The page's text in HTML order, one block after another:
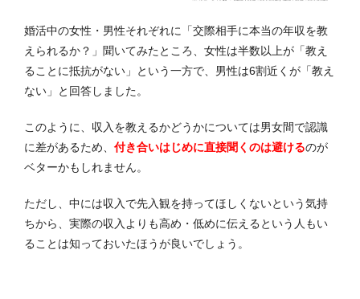
婚活中の女性・男性それぞれに「交際相手に本当の年収を教
えられるか？」聞いてみたところ、女性は半数以上が「教え
ることに抵抗がない」という一方で、男性は6割近くが「教え
ない」と回答しました。
このように、収入を教えるかどうかについては男女間で認識
に差があるため、 付き合いはじめに直接聞くのは避けるのが
ベターかもしれません。
ただし、中には収入で先入観を持ってほしくないという気持
ちから、実際の収入よりも高め・低めに伝えるという人もい
ることは知っておいたほうが良いでしょう。